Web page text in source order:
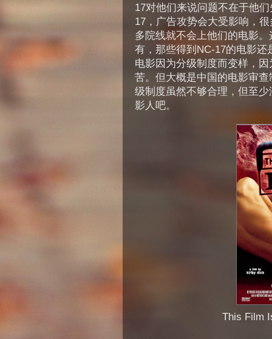
17对他们来说问题不在于他
17，广告攻势会大受影响，
多院线就不会上他们的电影
有，那些得到NC-17的电影
电影因为分级制度而变样，
苦。但大概是中国的电影审
级制度虽然不够合理，但至
影人吧。
This Film